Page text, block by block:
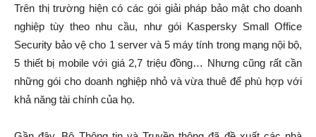
Trên thị trường hiện có các gói giải pháp bảo mật cho doanh
nghiệp tùy theo nhu cầu, như gói Kaspersky Small Office
Security bảo vệ cho 1 server và 5 máy tính trong mạng nội bộ,
5 thiết bị mobile với giá 2,7 triệu đồng… Nhưng cũng rất cần
những gói cho doanh nghiệp nhỏ và vừa thuê để phù hợp với
khả năng tài chính của họ.